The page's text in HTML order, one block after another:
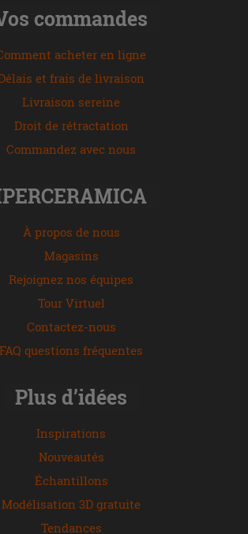
commandes
acheter en ligne
et frais de livraison
Livraison sereine
Droit de rétractation
Commandez avec nous
À propos de nous
Magasins
Rejoignez nos équipes
Tour Virtuel
Contactez-nous
FAQ questions fréquentes
Plus d’idées
Inspirations
Nouveautés
Échantillons
Modélisation 3D gratuite
Tendances